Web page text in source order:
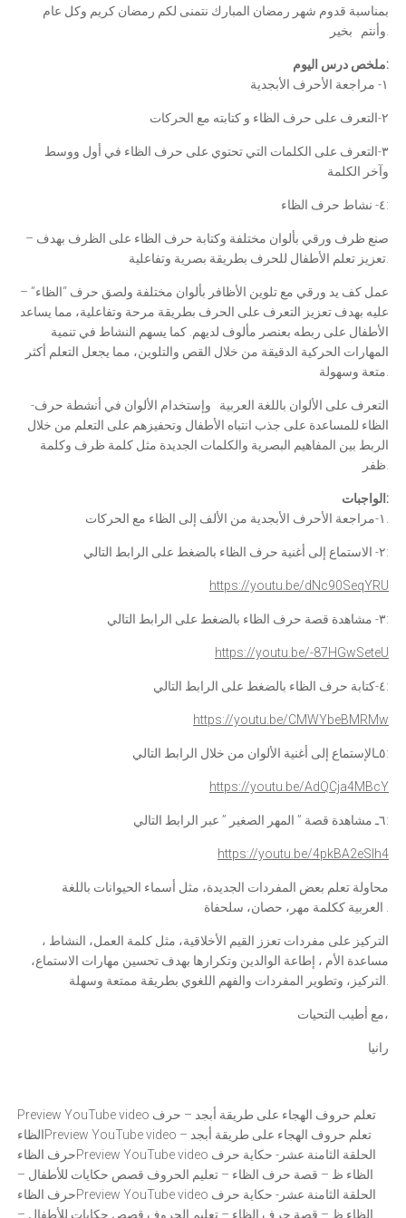
بمناسبة قدوم شهر رمضان المبارك نتمنى لكم رمضان كريم وكل عام
ملخص درس اليوم:
١- مراجعة الأحرف الأبجدية
٢-التعرف على حرف الظاء و كتابته مع الحركات
٣-التعرف على الكلمات التي تحتوي على حرف الظاء في أول ووسط
وآخر الكلمة
٤- نشاط حرف الظاء:
– صنع ظرف ورقي بألوان مختلفة وكتابة حرف الظاء على الظرف بهدف
– عمل كف يد ورقي مع تلوين الأظافر بألوان مختلفة ولصق حرف “الظاء”
عليه بهدف تعزيز التعرف على الحرف بطريقة مرحة وتفاعلية، مما يساعد
الأطفال على ربطه بعنصر مألوف لديهم. كما يسهم النشاط في تنمية
المهارات الحركية الدقيقة من خلال القص والتلوين، مما يجعل التعلم أكثر
-التعرف على الألوان باللغة العربية وإستخدام الألوان في أنشطة حرف
الظاء للمساعدة على جذب انتباه الأطفال وتحفيزهم على التعلم من خلال
الربط بين المفاهيم البصرية والكلمات الجديدة مثل كلمة ظرف وكلمة
الواجبات :
٢- الاستماع إلى أغنية حرف الظاء بالضغط على الرابط التالي:
https://youtu.be/dNc90SeqYRU
٣- مشاهدة قصة حرف الظاء بالضغط على الرابط التالي:
https://youtu.be/-87HGwSeteU
٤-كتابة حرف الظاء بالضغط على الرابط التالي:
https://youtu.be/CMWYbeBMRMw
٥ـالإستماع إلى أغنية الألوان من خلال الرابط التالي:
https://youtu.be/AdQCja4MBcY
٦ـ مشاهدة قصة ” المهر الصغير ” عبر الرابط التالي:
https://youtu.be/4pkBA2eSlh4
محاولة تعلم بعض المفردات الجديدة، مثل أسماء الحيوانات باللغة
التركيز على مفردات تعزز القيم الأخلاقية، مثل كلمة العمل، النشاط ،
مساعدة الأم ، إطاعة الوالدين وتكرارها بهدف تحسين مهارات الاستماع،
مع أطيب التحيات،
رانيا
Preview YouTube video تعلم حروف الهجاء على طريقة أبجد – حرف
الظاءPreview YouTube video تعلم حروف الهجاء على طريقة أبجد –
حرف الظاءPreview YouTube video الحلقة الثامنة عشر- حكاية حرف
الظاء ظ – قصة حرف الظاء – تعليم الحروف قصص حكايات للأطفال –
حرف الظاءPreview YouTube video الحلقة الثامنة عشر- حكاية حرف
الظاء ظ – قصة حرف الظاء – تعليم الحروف قصص حكايات للأطفال –